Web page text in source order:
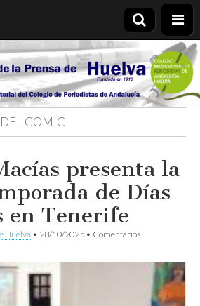
de
COMIC
presenta la
de Días
en Tenerife
Huelva • 28/10/2025 • Comentarios